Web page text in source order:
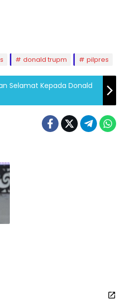
donald trupm pilpres
Selamat Kepada Donald